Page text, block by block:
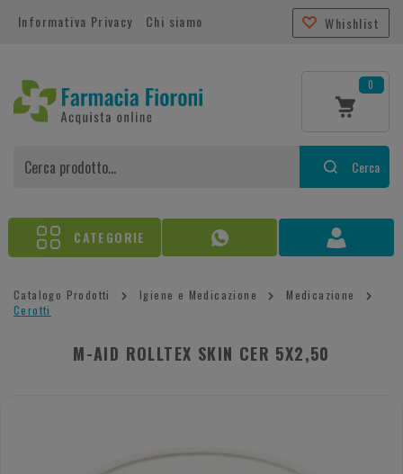
Informativa Privacy Chi siamo Whishlist
0
Cerca
CATEGORIE
Catalogo Prodotti Igiene e Medicazione
Medicazione
Cerotti
M-AID ROLLTEX SKIN CER 5X2,50